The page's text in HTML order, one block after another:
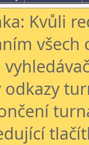
Kvůli
všech
odkazy